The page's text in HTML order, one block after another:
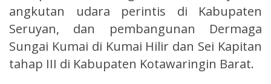
angkutan udara perintis di Kabupaten
Seruyan, dan pembangunan Dermaga
Sungai Kumai di Kumai Hilir dan Sei Kapitan
tahap III di Kabupaten Kotawaringin Barat.